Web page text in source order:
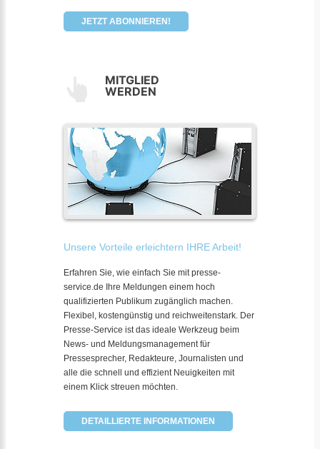
JETZT ABONNIEREN!
MITGLIED
WERDEN
Unsere Vorteile erleichtern IHRE Arbeit!
Erfahren Sie, wie einfach Sie mit presse-
service.de Ihre Meldungen einem hoch
qualifizierten Publikum zugänglich machen.
Flexibel, kostengünstig und reichweitenstark. Der
Presse-Service ist das ideale Werkzeug beim
News- und Meldungsmanagement für
Pressesprecher, Redakteure, Journalisten und
alle die schnell und effizient Neuigkeiten mit
einem Klick streuen möchten.
DETAILLIERTE INFORMATIONEN